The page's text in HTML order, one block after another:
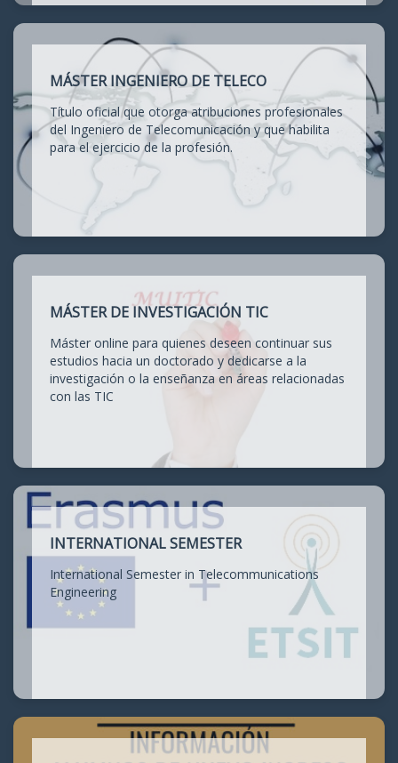
MÁSTER INGENIERO DE TELECO
Título oficial que otorga atribuciones profesionales
del Ingeniero de Telecomunicación y que habilita
para el ejercicio de la profesión.
MÁSTER DE INVESTIGACIÓN TIC
Máster online para quienes deseen continuar sus
estudios hacia un doctorado y dedicarse a la
investigación o la enseñanza en áreas relacionadas
con las TIC
INTERNATIONAL SEMESTER
International Semester in Telecommunications
Engineering